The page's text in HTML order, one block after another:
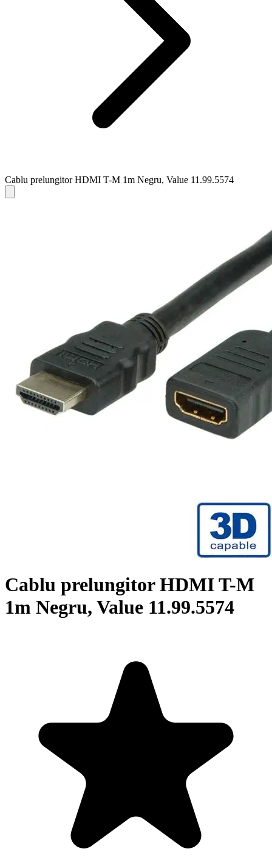
Cablu prelungitor HDMI T-M 1m Negru, Value 11.99.5574
Cablu prelungitor HDMI T-M
1m Negru, Value 11.99.5574